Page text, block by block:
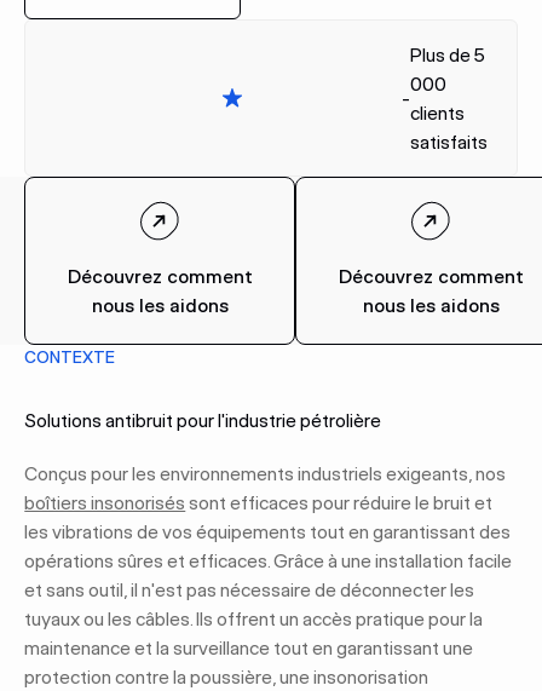
-
Plus de 5
000
clients
satisfaits
Découvrez comment
nous les aidons
Découvrez comment
nous les aidons
CONTEXTE
Solutions antibruit pour l'industrie pétrolière
Conçus pour les environnements industriels exigeants, nos
boîtiers insonorisés sont efficaces pour réduire le bruit et
les vibrations de vos équipements tout en garantissant des
opérations sûres et efficaces. Grâce à une installation facile
et sans outil, il n'est pas nécessaire de déconnecter les
tuyaux ou les câbles. Ils offrent un accès pratique pour la
maintenance et la surveillance tout en garantissant une
protection contre la poussière, une insonorisation